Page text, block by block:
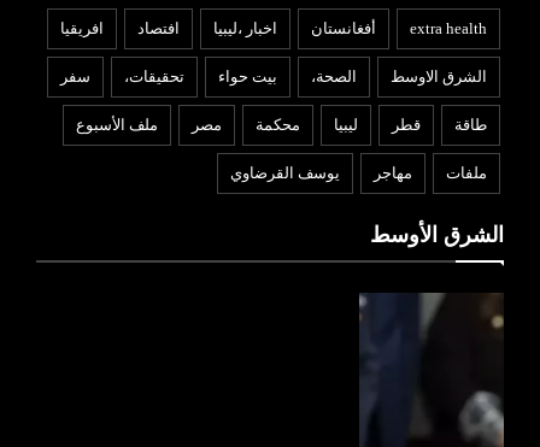
extra health أفغانستان اخبار ،ليبيا افتصاد افريقيا
الشرق الاوسط الصحة، بيت حواء تحقيقات، سفر
طاقة قطر ليبيا محكمة مصر ملف الأسبوع
ملفات مهاجر يوسف القرضاوي
الشرق الأوسط